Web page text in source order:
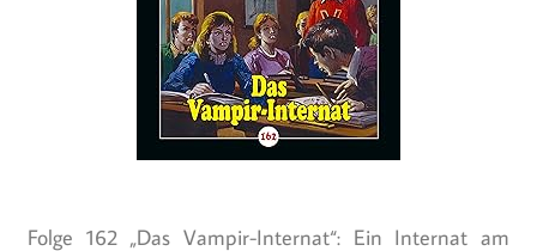
Folge 162 „Das Vampir-Internat“: Ein Internat am